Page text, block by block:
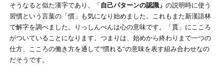
そうなると似た漢字であり、「自己パターンの認識」 の説明時に使う
習慣という言葉の「慣」も気になり始めました。これもまた新漢語林
で解字を調べました。りっしんべんは心の意味です。「貫」にこころ
がついていることになります。つまりは、始めから終わりまで一つの
仕方、こころの働き方を通して“慣れる”の意味を表す組み合わせなの
だそうです。